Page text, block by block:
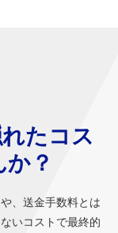
たコス
？
、送金手数料とは
いコストで最終的